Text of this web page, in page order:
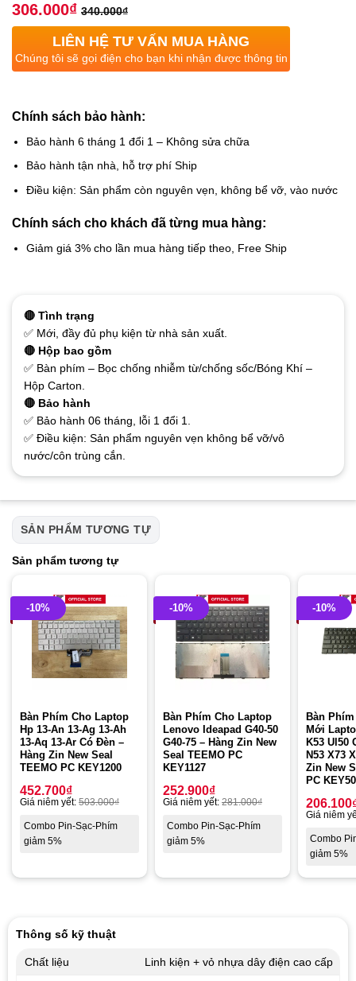
306.000₫ 340.000₫
LIÊN HỆ TƯ VẤN MUA HÀNG
Chúng tôi sẽ gọi điện cho bạn khi nhận được thông tin
Chính sách bảo hành:
Bảo hành 6 tháng 1 đổi 1 – Không sửa chữa
Bảo hành tận nhà, hỗ trợ phí Ship
Điều kiện: Sản phẩm còn nguyên vẹn, không bể vỡ, vào nước
Chính sách cho khách đã từng mua hàng:
Giảm giá 3% cho lần mua hàng tiếp theo, Free Ship
🔴 Tình trạng
✅ Mới, đầy đủ phụ kiện từ nhà sản xuất.
🔴 Hộp bao gồm
✅ Bàn phím – Bọc chống nhiễm từ/chống sốc/Bóng Khí –
Hộp Carton.
🔴 Bảo hành
✅ Bảo hành 06 tháng, lỗi 1 đổi 1.
✅ Điều kiện: Sản phẩm nguyên vẹn không bể vỡ/vô
nước/côn trùng cắn.
SẢN PHẨM TƯƠNG TỰ
Sản phẩm tương tự
-10%
Bàn Phím Cho Laptop
Hp 13-An 13-Ag 13-Ah
13-Aq 13-Ar Có Đèn –
Hàng Zin New Seal
TEEMO PC KEY1200
452.700₫
Giá niêm yết: 503.000₫
Combo Pin-Sạc-Phím
giảm 5%
-10%
Bàn Phím Cho Laptop
Lenovo Ideapad G40-50
G40-75 – Hàng Zin New
Seal TEEMO PC
KEY1127
252.900₫
Giá niêm yết: 281.000₫
Combo Pin-Sạc-Phím
giảm 5%
-10%
Bàn
Mới
K53 Ul50
N53 X73
Zin New
PC
206.100
Giá niêm
Combo
giảm 5%
Thông số kỹ thuật
Chất liệu Linh kiện + vỏ nhựa dây điện cao cấp